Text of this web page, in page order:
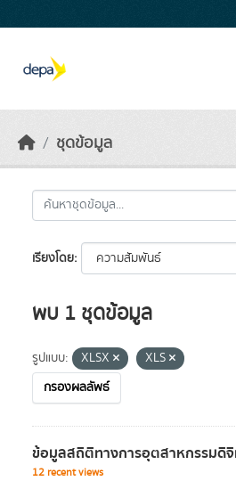
ชุดข้อมูล
เรียงโดย
พบ 1 ชุดข้อมูล
รูปแบบ: XLSX
XLS
กรองผลลัพธ์
ข้อมูลสถิติทางการอุตสาหกรรมดิ
12 recent views